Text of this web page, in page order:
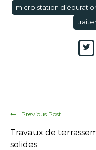
micro station
Previous Post
Travaux de
solides